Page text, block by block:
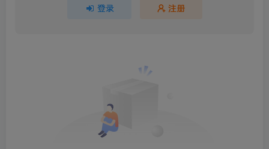
登录 注册